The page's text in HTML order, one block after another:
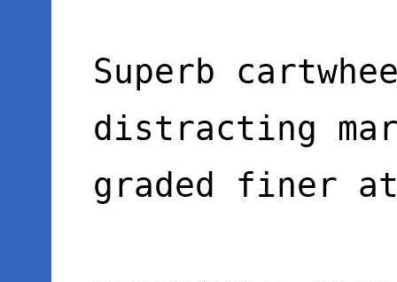
Superb
distracting
graded finer at